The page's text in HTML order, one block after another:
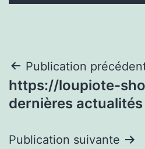
Navigation
de
Publication
https://loupiote-
dernières actualités
Publication suivante